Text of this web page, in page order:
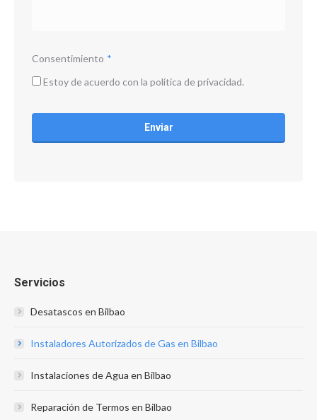
Consentimiento *
Estoy de acuerdo con la política de privacidad.
Servicios
Desatascos en Bilbao
Instaladores Autorizados de Gas en Bilbao
Instalaciones de Agua en Bilbao
Reparación de Termos en Bilbao